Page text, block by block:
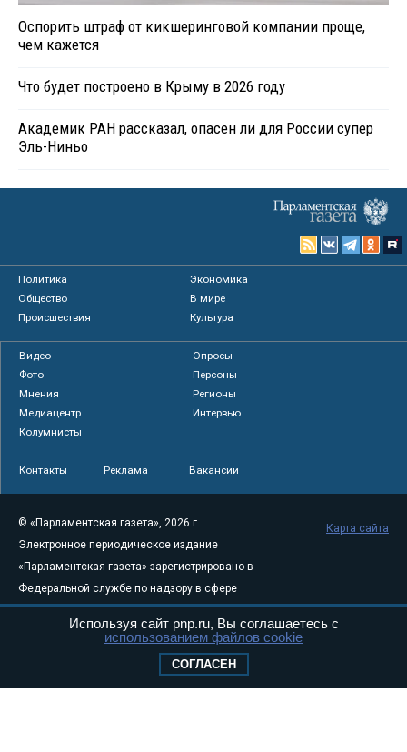
Оспорить штраф от кикшеринговой компании проще,
чем кажется
Что будет построено в Крыму в 2026 году
Академик РАН рассказал, опасен ли для России супер
Эль-Ниньо
Политика
Экономика
Общество
В мире
Происшествия
Культура
Видео
Опросы
Фото
Персоны
Мнения
Регионы
Медиацентр
Интервью
Колумнисты
Контакты Реклама Вакансии
© «Парламентская газета», 2026 г.
Электронное периодическое издание
«Парламентская газета» зарегистрировано в
Федеральной службе по надзору в сфере
связи, информационных технологий и
массовых коммуникаций (Роскомнадзор) 05
Свидетельство о регистрации Эл № ФС77-
Карта сайта
Используя сайт pnp.ru, Вы соглашаетесь с
использованием файлов cookie
СОГЛАСЕН